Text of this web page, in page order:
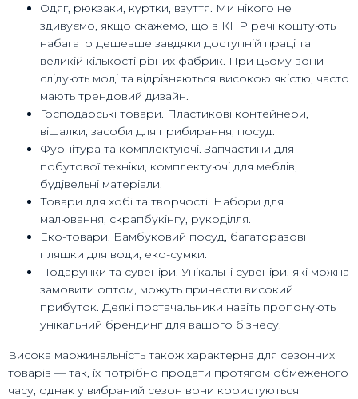
Одяг, рюкзаки, куртки, взуття. Ми нікого не
здивуємо, якщо скажемо, що в КНР речі коштують
набагато дешевше завдяки доступній праці та
великій кількості різних фабрик. При цьому вони
слідують моді та відрізняються високою якістю, часто
мають трендовий дизайн.
Господарські товари. Пластикові контейнери,
вішалки, засоби для прибирання, посуд.
Фурнітура та комплектуючі. Запчастини для
побутової техніки, комплектуючі для меблів,
будівельні матеріали.
Товари для хобі та творчості. Набори для
малювання, скрапбукінгу, рукоділля.
Еко-товари. Бамбуковий посуд, багаторазові
пляшки для води, еко-сумки.
Подарунки та сувеніри. Унікальні сувеніри, які можна
замовити оптом, можуть принести високий
прибуток. Деякі постачальники навіть пропонують
унікальний брендинг для вашого бізнесу.
Висока маржинальність також характерна для сезонних
товарів — так, їх потрібно продати протягом обмеженого
часу, однак у вибраний сезон вони користуються